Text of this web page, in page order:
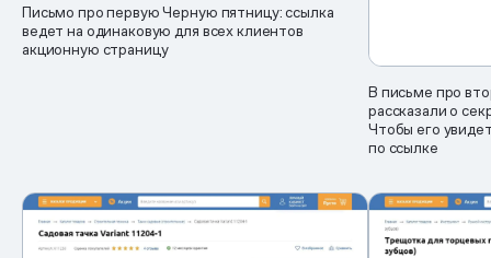
Письмо про первую Черную пятницу: ссылка
ведет на одинаковую для всех клиентов
акционную страницу
В письме про
рассказали о
Чтобы его
по ссылке